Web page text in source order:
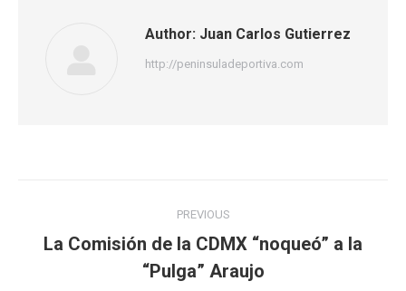
Author: Juan Carlos Gutierrez
http://peninsuladeportiva.com
navigation
PREVIOUS
Previous
post:
La Comisión de la CDMX “noqueó” a la
“Pulga” Araujo